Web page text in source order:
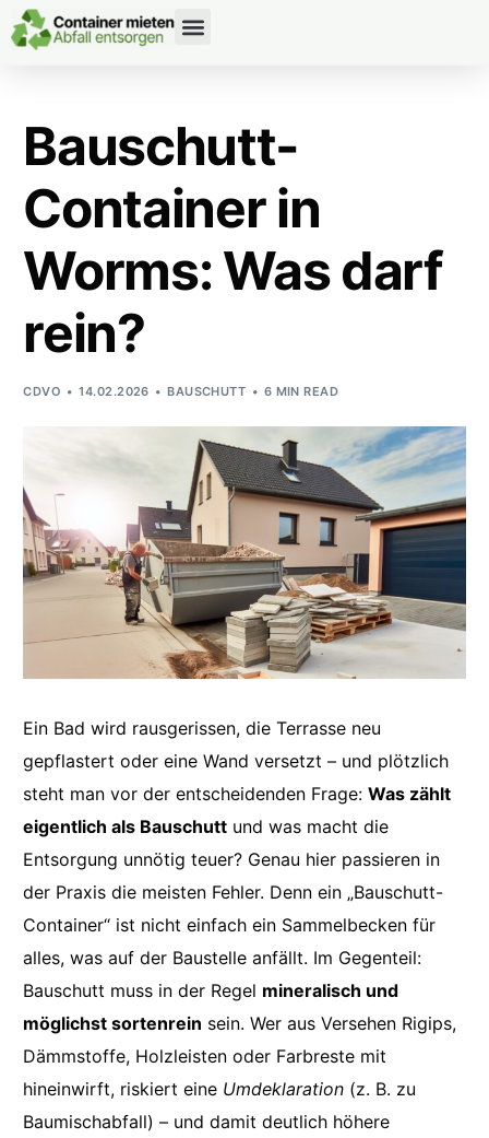
Bauschutt-
Container in
Worms: Was darf
rein?
CDVO 14.02.2026 BAUSCHUTT 6 MIN READ
Ein Bad wird rausgerissen, die Terrasse neu
gepflastert oder eine Wand versetzt – und plötzlich
steht man vor der entscheidenden Frage:Was zählt
eigentlich als Bauschutt und was macht die
Entsorgung unnötig teuer? Genau hier passieren in
der Praxis die meisten Fehler. Denn ein „Bauschutt-
Container“ ist nicht einfach ein Sammelbecken für
alles, was auf der Baustelle anfällt. Im Gegenteil:
Bauschutt muss in der Regel mineralisch und
möglichst sortenrein sein. Wer aus Versehen Rigips,
Dämmstoffe, Holzleisten oder Farbreste mit
hineinwirft, riskiert eine Umdeklaration (z. B. zu
Baumischabfall) – und damit deutlich höhere